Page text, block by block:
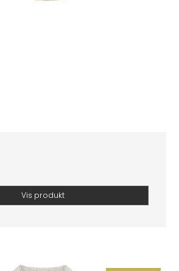
Vis produkt